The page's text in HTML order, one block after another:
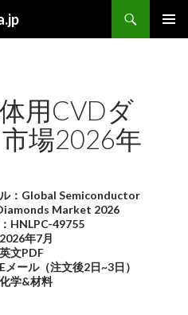
用CVDダ
場2026年
ル：Global Semiconductor
Market 2026
HNLPC-49755
年7月
文PDF
メール（注文後2日~3日）
学&材料